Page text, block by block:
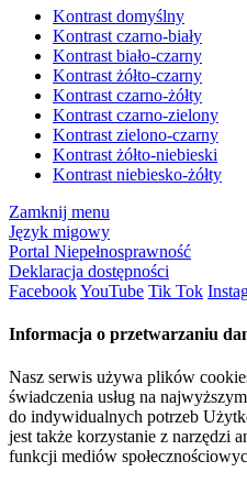
Kontrast domyślny
Kontrast czarno-biały
Kontrast biało-czarny
Kontrast żółto-czarny
Kontrast czarno-żółty
Kontrast czarno-zielony
Kontrast zielono-czarny
Kontrast żółto-niebieski
Kontrast niebiesko-żółty
Zamknij menu
Język migowy
Portal Niepełnosprawność
Deklaracja dostępności
FacebookYouTube Tik Tok
Informacja o przetwarzaniu
Nasz serwis używa plików
świadczenia usług na
do indywidualnych potrzeb
jest także korzystanie z narzędzi
funkcji mediów